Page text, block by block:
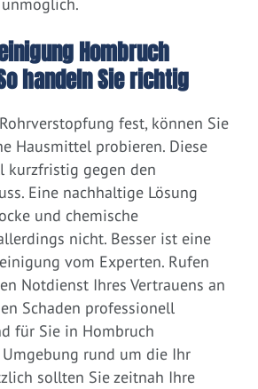
Hombruch
handeln Sie richtig
fest, können Sie
Hausmittel probieren. Diese
kurzfristig gegen den
Eine nachhaltige Lösung
und chemische
nicht. Besser ist eine
vom Experten. Rufen
Notdienst Ihres Vertrauens an
Schaden professionell
für Sie in Hombruch
rund um die Ihr
sollten Sie zeitnah Ihre